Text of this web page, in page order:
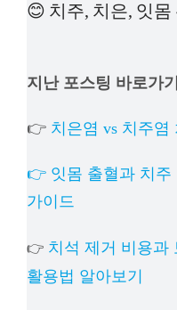
😊 치주, 치은, 잇
지난 포스팅 바로가기
👉 치은염 vs 치주염
👉 잇몸 출혈과 치주
가이드
👉 치석 제거 비용과
활용법 알아보기